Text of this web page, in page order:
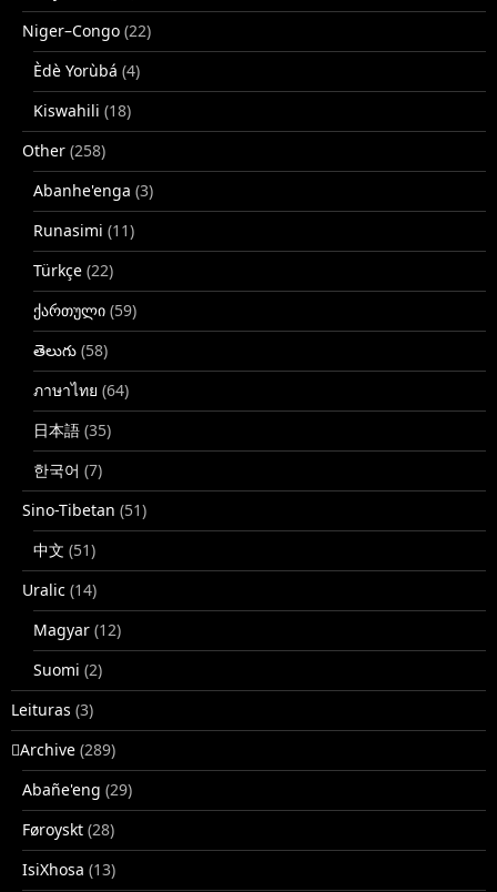
Niger–Congo (22)
Èdè Yorùbá (4)
Kiswahili (18)
Other (258)
Abanhe'enga (3)
Runasimi (11)
Türkçe (22)
ქართული (59)
తెలుగు (58)
ภาษาไทย (64)
日本語 (35)
한국어 (7)
Sino-Tibetan (51)
中文 (51)
Uralic (14)
Magyar (12)
Suomi (2)
Leituras (3)
􏿽Archive (289)
Abañe'eng (29)
Føroyskt (28)
IsiXhosa (13)